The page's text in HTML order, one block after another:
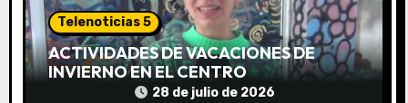
Telenoticias 5
ACTIVIDADES DE VACACIONES DE
INVIERNO EN EL CENTRO
COMUNITARIO EL TALA
28 de julio de 2026